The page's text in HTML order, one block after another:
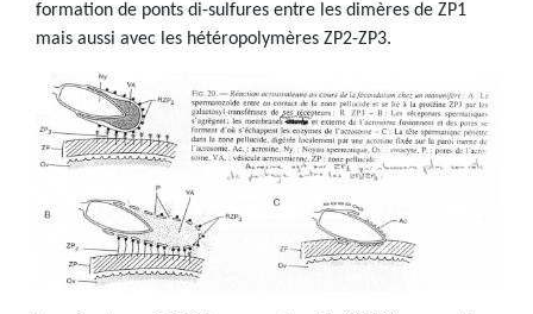
formation de ponts di-sulfures entre les dimères de ZP1
mais aussi avec les hétéropolymères ZP2-ZP3.